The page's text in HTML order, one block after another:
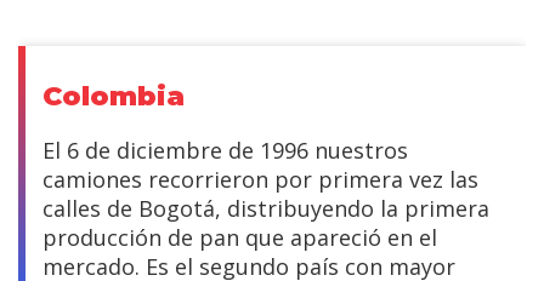
Colombia
El 6 de diciembre de 1996 nuestros
camiones recorrieron por primera vez las
calles de Bogotá, distribuyendo la primera
producción de pan que apareció en el
mercado. Es el segundo país con mayor